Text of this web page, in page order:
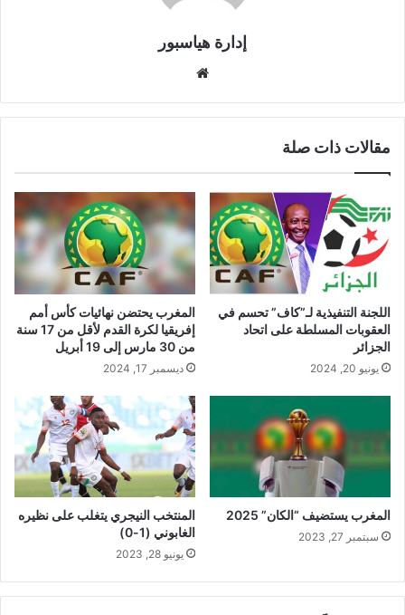
إدارة هياسبور
مقالات ذات صلة
اللجنة التنفيذية لـ”كاف” تحسم في
العقوبات المسلطة على اتحاد
الجزائر
يونيو 20, 2024
المغرب يحتضن نهائيات كأس أمم
إفريقيا لكرة القدم لأقل من 17 سنة
من 30 مارس إلى 19 أبريل
ديسمبر 17, 2024
المغرب يستضيف “الكان” 2025
سبتمبر 27, 2023
المنتخب النيجري يتغلب على نظيره
الغابوني (1-0)
يونيو 28, 2023